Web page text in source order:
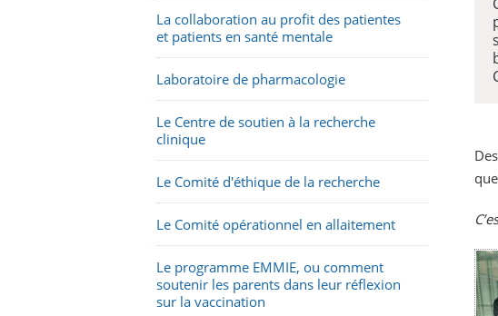
La collaboration au profit des patientes
et patients en santé mentale
Laboratoire de pharmacologie
Le Centre de soutien à la recherche
clinique
Le Comité d'éthique de la recherche
Le Comité opérationnel en allaitement
Le programme EMMIE, ou comment
soutenir les parents dans leur réflexion
sur la vaccination